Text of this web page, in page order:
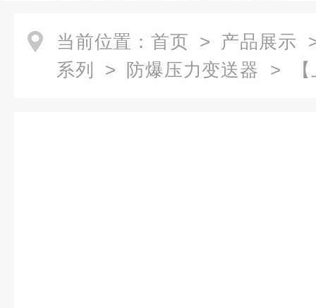
当前位置： 首页 > 产品展示
系列
> 防爆压力变送器 > 【